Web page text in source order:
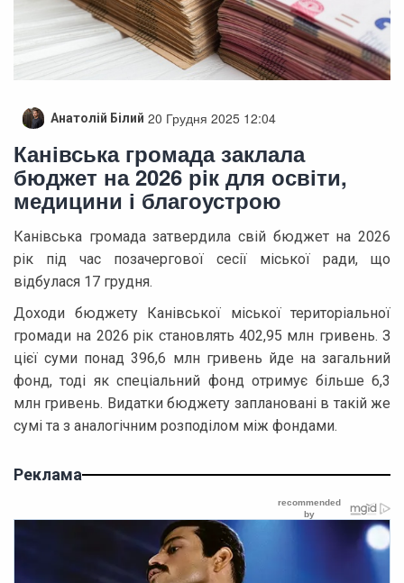
Анатолій Білий 20 Грудня 2025 12:04
Канівська громада заклала
бюджет на 2026 рік для освіти,
медицини і благоустрою
Канівська громада затвердила свій бюджет на 2026
рік під час позачергової сесії міської ради, що
відбулася 17 грудня.
Доходи бюджету Канівської міської територіальної
громади на 2026 рік становлять 402,95 млн гривень. З
цієї суми понад 396,6 млн гривень йде на загальний
фонд, тоді як спеціальний фонд отримує більше 6,3
млн гривень. Видатки бюджету заплановані в такій же
сумі та з аналогічним розподілом між фондами.
Реклама